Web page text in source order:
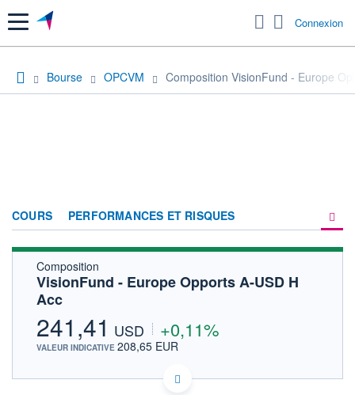
Menu Connexion
Bourse OPCVM Composition VisionFund - Europe
COURS PERFORMANCES ET RISQUES
FORUM
Composition
VisionFund - Europe Opports A-USD H
Acc
241,41 USD +0,11%
VALEUR INDICATIVE 208,65 EUR
LU2050434971 - Edmond de Rothschild Asset